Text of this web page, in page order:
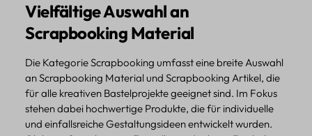
Vielfältige Auswahl an
Scrapbooking Material
Die Kategorie Scrapbooking umfasst eine breite Auswahl
an Scrapbooking Material und Scrapbooking Artikel, die
für alle kreativen Bastelprojekte geeignet sind. Im Fokus
stehen dabei hochwertige Produkte, die für individuelle
und einfallsreiche Gestaltungsideen entwickelt wurden.